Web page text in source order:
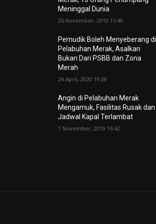
Meninggal Dunia
26 November, 2019 15:40
Pemudik Boleh Menyeberang di
Pelabuhan Merak, Asalkan
Bukan Dari PSBB dan Zona
Merah
24 April, 2020 19:08
Angin di Pelabuhan Merak
Mengamuk, Fasilitas Rusak dan
Jadwal Kapal Terlambat
1 November, 2019 16:42